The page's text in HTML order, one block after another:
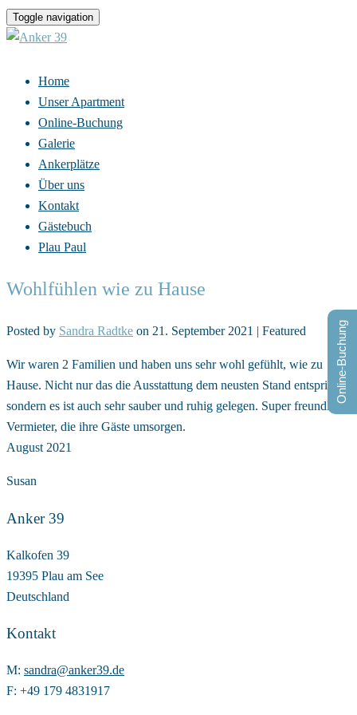
Toggle navigation
Home
Unser Apartment
Online-Buchung
Galerie
Ankerplätze
Über uns
Kontakt
Gästebuch
Plau Paul
Wohlfühlen wie zu Hause
Posted by Sandra Radtke on 21. September 2021 | Featured
Wir waren 2 Familien und haben uns sehr wohl gefühlt, wie zu
Hause. Nicht nur das die Ausstattung dem neusten Stand entspricht,
sondern es ist auch sehr sauber und ruhig gelegen. Super freundliche
Vermieter, die ihre Gäste umsorgen.
August 2021
Susan
Anker 39
Kalkofen 39
19395 Plau am See
Deutschland
Kontakt
M: sandra@anker39.de
F: +49 179 4831917
Online-Buchung